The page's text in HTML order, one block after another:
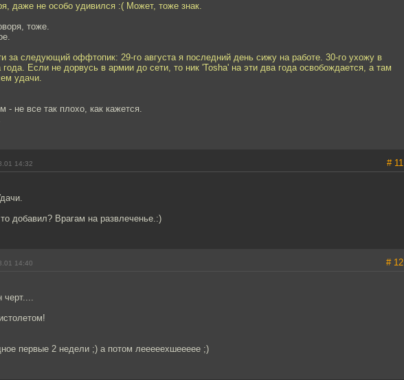
даже не особо удивился :( Может, тоже знак.
тоже.
за следующий оффтопик: 29-го августа я последний день сижу на работе. 30-го ухожу в
Если не дорвусь в армии до сети, то ник 'Tosha' на эти два года освобождается, а там
удачи.
- не все так плохо, как кажется.
14:32 # 11
добавил? Врагам на развлеченье.:)
14:40 # 12
черт....
первые 2 недели ;) а потом лееееехшеееее ;)